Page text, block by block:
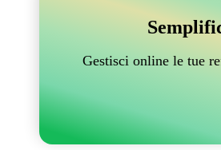
Gestisci online le tue